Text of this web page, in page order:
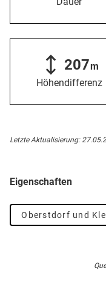
207m
Höhendifferenz
Letzte Aktualisierung:
Eigenschaften
Oberstdorf und